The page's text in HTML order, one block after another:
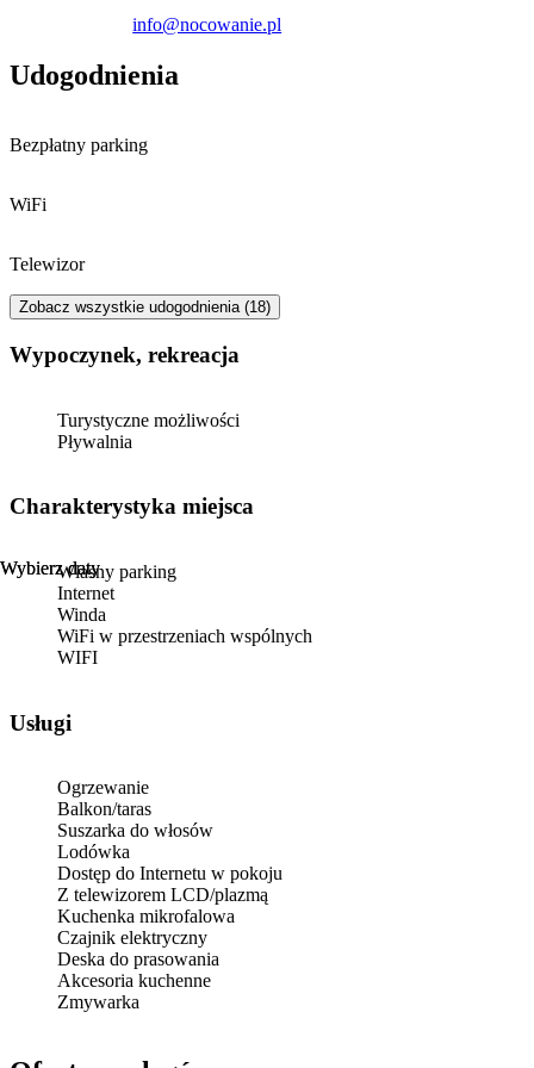
kończy o 11:00 w dniu wyjazdu.
info@nocowanie.pl
Wybierz daty
Wybierz daty
Udogodnienia
Bezpłatny parking
WiFi
Telewizor
Zobacz wszystkie udogodnienia (18)
Wypoczynek, rekreacja
Turystyczne możliwości
Pływalnia
Charakterystyka miejsca
Własny parking
Internet
Winda
WiFi w przestrzeniach wspólnych
WIFI
Usługi
Ogrzewanie
Balkon/taras
Suszarka do włosów
Lodówka
Dostęp do Internetu w pokoju
Z telewizorem LCD/plazmą
Kuchenka mikrofalowa
Czajnik elektryczny
Deska do prasowania
Akcesoria kuchenne
Zmywarka